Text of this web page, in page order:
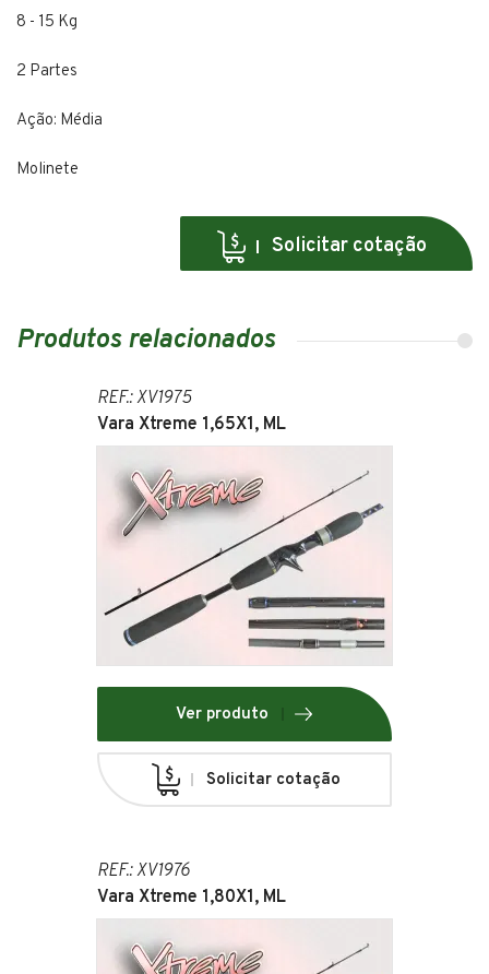
8 - 15 Kg
2 Partes
Ação: Média
Molinete
Solicitar cotação
Produtos relacionados
REF.: XV1975
Vara Xtreme 1,65X1, ML
Ver produto
Solicitar cotação
REF.: XV1976
Vara Xtreme 1,80X1, ML